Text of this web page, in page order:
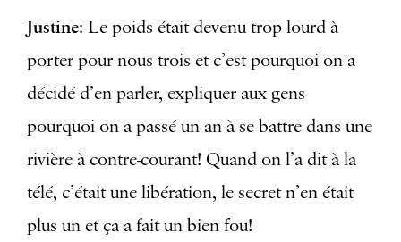
Justine: Le poids était devenu trop lourd à
porter pour nous trois et c’est pourquoi on a
décidé d’en parler, expliquer aux gens
pourquoi on a passé un an à se battre dans une
rivière à contre-courant! Quand on l’a dit à la
télé, c’était une libération, le secret n’en était
plus un et ça a fait un bien fou!